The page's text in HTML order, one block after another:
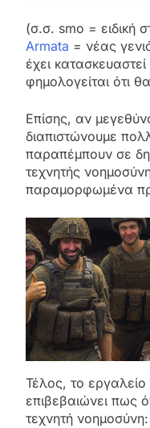
(σ.σ. smo = ειδική
Armata = νέας
έχει
φημολογείται ότι
Επίσης, αν
διαπιστώνουμε
παραπέμπουν σε
τεχνητής
παραμορφωμένα
Τέλος, το
επιβεβαιώνει πως
τεχνητή νοημοσύνη: